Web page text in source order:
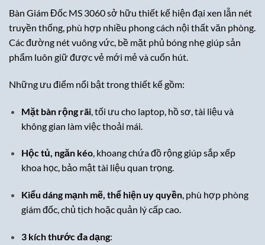
Bàn Giám Đốc MS 3060 sở hữu thiết kế hiện đại xen lẫn nét
truyền thống, phù hợp nhiều phong cách nội thất văn phòng.
Các đường nét vuông vức, bề mặt phủ bóng nhẹ giúp sản
phẩm luôn giữ được vẻ mới mẻ và cuốn hút.
Những ưu điểm nổi bật trong thiết kế gồm:
Mặt bàn rộng rãi, tối ưu cho laptop, hồ sơ, tài liệu và
không gian làm việc thoải mái.
Hộc tủ, ngăn kéo, khoang chứa đồ rộng giúp sắp xếp
khoa học, bảo mật tài liệu quan trọng.
Kiểu dáng mạnh mẽ, thể hiện uy quyền, phù hợp phòng
giám đốc, chủ tịch hoặc quản lý cấp cao.
3 kích thước đa dạng: